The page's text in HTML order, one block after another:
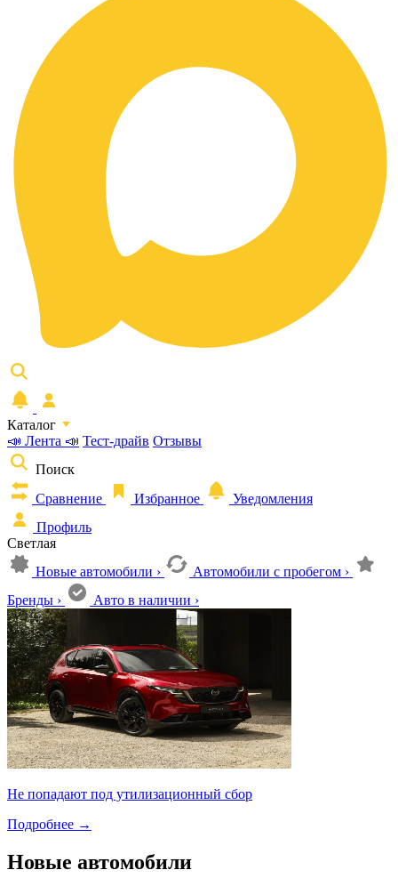
Каталог
📣 Лента 📣 Тест-драйв Отзывы
Поиск
Сравнение
Избранное
Уведомления
Профиль
Светлая
Новые автомобили › Автомобили с пробегом ›
Бренды › Авто в наличии ›
Не попадают под утилизационный сбор
Подробнее →
Новые автомобили